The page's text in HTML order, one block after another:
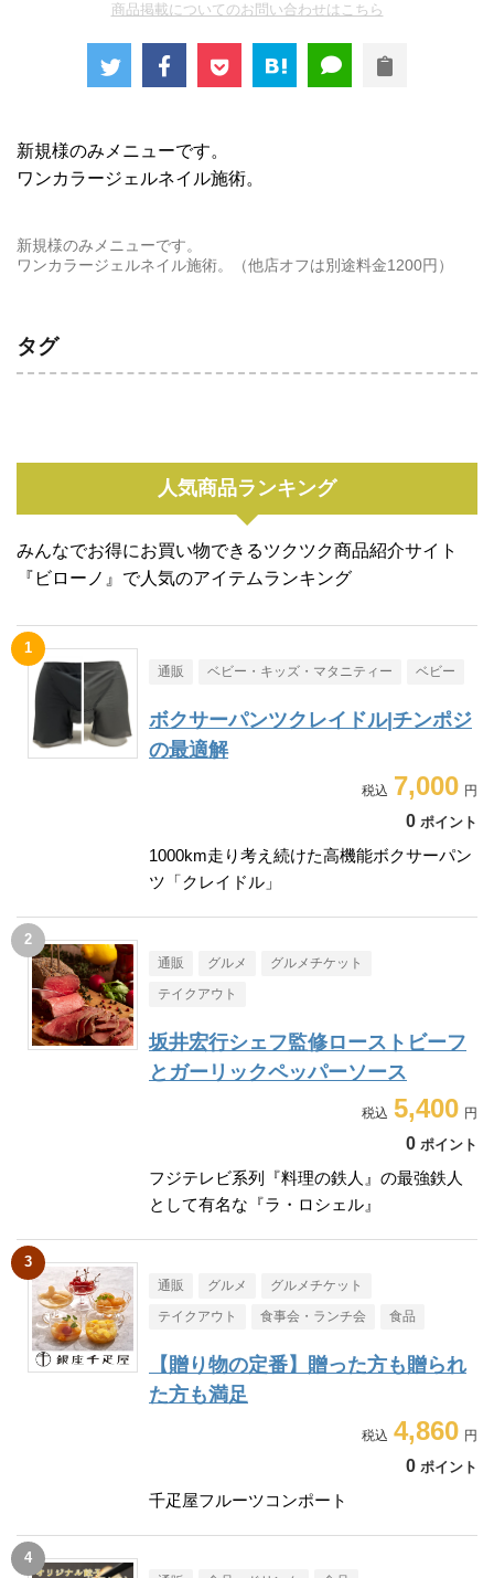
商品掲載についてのお問い合わせはこちら
新規様のみメニューです。
ワンカラージェルネイル施術。
新規様のみメニューです。
ワンカラージェルネイル施術。（他店オフは別途料金1200円）
タグ
人気商品ランキング
みんなでお得にお買い物できるツクツク商品紹介サイト
『ビローノ』で人気のアイテムランキング
通販 ベビー・キッズ・マタニティー ベビー
ボクサーパンツクレイドル|チンポジ
の最適解
7,000
0 ポイント
1000km走り考え続けた高機能ボクサーパン
ツ「クレイドル」
通販 グルメ グルメチケット
テイクアウト
坂井宏行シェフ監修ローストビーフ
とガーリックペッパーソース
5,400
0 ポイント
フジテレビ系列『料理の鉄人』の最強鉄人
として有名な『ラ・ロシェル』
通販 グルメ グルメチケット
テイクアウト 食事会・ランチ会 食品
【贈り物の定番】贈った方も贈られ
た方も満足
4,860
0 ポイント
千疋屋フルーツコンポート